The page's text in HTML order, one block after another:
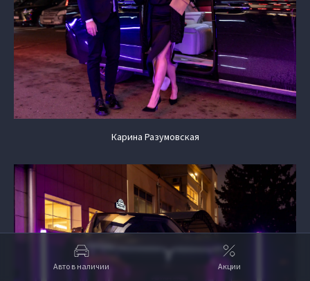
Карина Разумовская
Авто в наличии Акции